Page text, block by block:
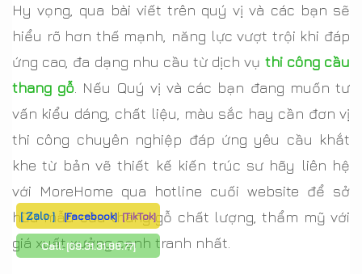
Hy vọng, qua bài viết trên quý vị và các bạn sẽ
hiểu rõ hơn thế mạnh, năng lực vượt trội khi đáp
ứng cao, đa dạng nhu cầu từ dịch vụ thi công cầu
thang gỗ . Nếu Quý vị và các bạn đang muốn tư
vấn kiểu dáng, chất liệu, màu sắc hay cần đơn vị
thi công chuyên nghiệp đáp ứng yêu cầu khắt
khe từ bản vẽ thiết kế kiến trúc sư hãy liên hệ
với MoreHome qua hotline cuối website để sở
hữu mẫu cầu thang gỗ chất lượng, thẩm mỹ với
giá xuất xưởng cạnh tranh nhất.
[ Zalo ] [Facebook] [TikTok]
Call:[09.31.31.88.77]